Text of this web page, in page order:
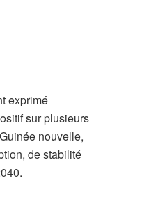
exprimé
sur plusieurs
nouvelle,
de stabilité